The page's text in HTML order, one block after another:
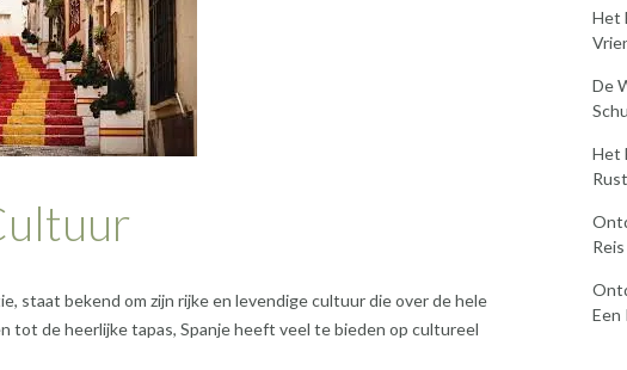
staat bekend om zijn rijke en levendige cultuur die over de hele
de heerlijke tapas, Spanje heeft veel te bieden op cultureel
Het
De
Het
Een